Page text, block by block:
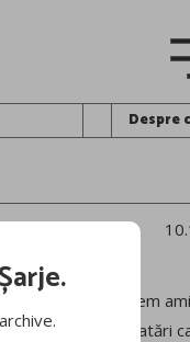
Despre
când ne aducem
frumoase, de ratări